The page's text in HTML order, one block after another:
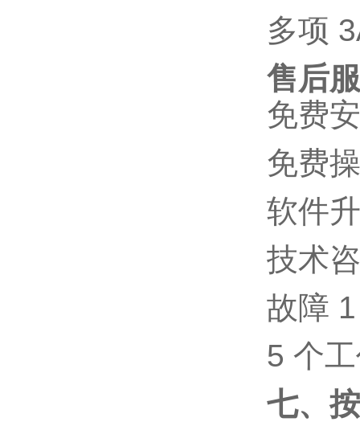
多项
售后
免费
免费
软件
技术
故障
5 个
七、